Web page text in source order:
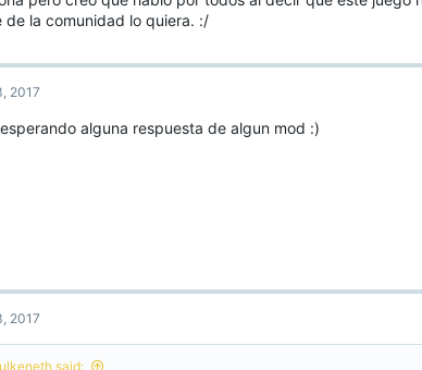
pero "caer al vacio" no es posible,En destruir el nexo podemos
nuestras propias pociones , nuestro propio equipos de
y que algunos de los que tenga ! como " blockwars" enten
Por eso tengo mi rango Diamond ! pero la conclusion es :
un juego donde no existan tantas limitaciones !Espero que
de la comunidad lo quiera. :/
2017
alguna respuesta de algun mod :)
2017
said: